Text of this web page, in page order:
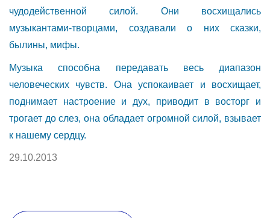
чудодейственной силой. Они восхищались
музыкантами-творцами, создавали о них сказки,
былины, мифы.
Музыка способна передавать весь диапазон
человеческих чувств. Она успокаивает и восхищает,
поднимает настроение и дух, приводит в восторг и
трогает до слез, она обладает огромной силой, взывает
к нашему сердцу.
29.10.2013